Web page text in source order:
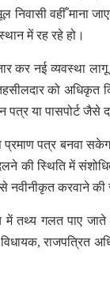
वहीँ माना
में रह रहे हो।
कर नई व्यवस्था
को अधिकृत
पत्र या पासपोर्ट जैसे
पत्र बनवा
की स्थिति में
करवाने की
गलत पाए जाते
विधायक,